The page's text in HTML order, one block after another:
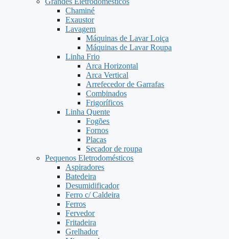
Chaminé
Exaustor
Lavagem
Máquinas de Lavar Loiça
Máquinas de Lavar Roupa
Linha Frio
Arca Horizontal
Arca Vertical
Arrefecedor de Garrafas
Combinados
Frigoríficos
Linha Quente
Fogões
Fornos
Placas
Secador de roupa
Pequenos Eletrodomésticos
Aspiradores
Batedeira
Desumidificador
Ferro c/ Caldeira
Ferros
Fervedor
Fritadeira
Grelhador